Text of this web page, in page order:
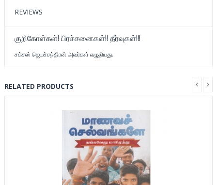
REVIEWS
குறிகோள்கள்! பிரச்சனைகள்!! தீர்வுகள்!!!
சக்சஸ் ஜெயச்சந்திரன் அவர்கள் எழுதியது.
RELATED PRODUCTS